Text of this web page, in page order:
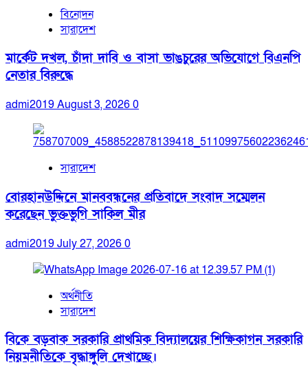
বিনোদন
সারাদেশ
মার্কেট দখল, চাঁদা দাবি ও বাসা ভাঙচুরের অভিযোগে বিএনপি
নেতার বিরুদ্ধে
admi2019August 3, 20260
সারাদেশ
বোরহানউদ্দিনে মানববন্ধনের প্রতিবাদে সংবাদ সম্মেলন
করেছেন ভুক্তভুগি সাকিল মীর
admi2019July 27, 20260
অর্থনীতি
সারাদেশ
বিকে বড়বাক সরকারি প্রাথমিক বিদ্যালয়ের শিক্ষিকাগন সরকারি
নিয়মনীতিকে বৃদ্ধাঙ্গুলি দেখাচ্ছে।